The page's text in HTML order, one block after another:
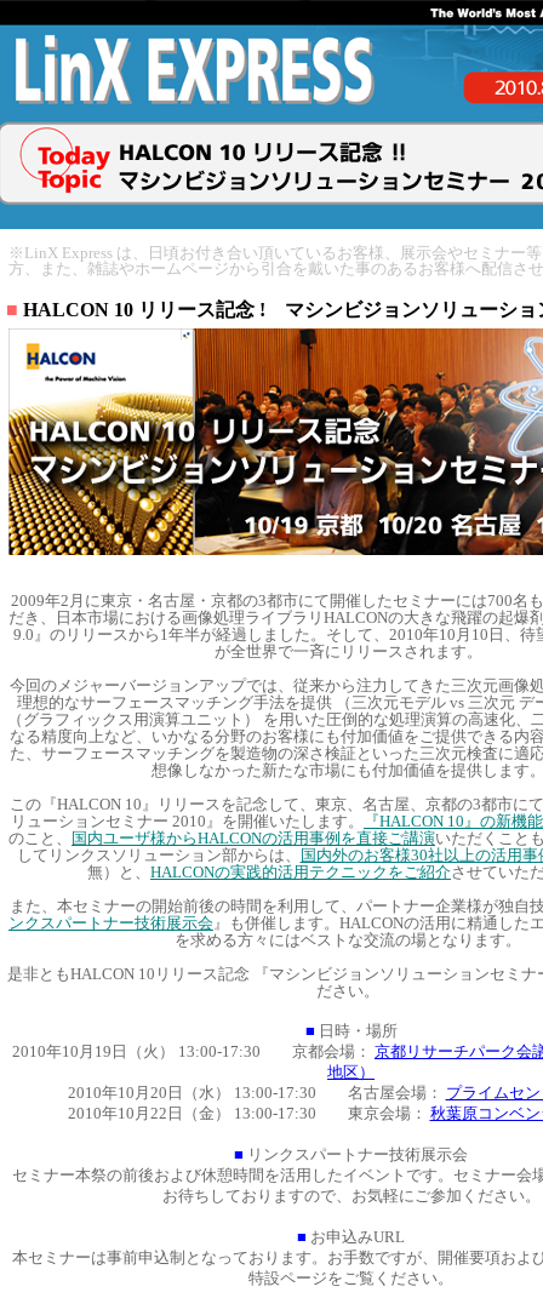
※LinX Express は、日頃お付き合い頂いているお客様、展示会やセミナー
方、また、雑誌やホームページから引合を戴いた事のあるお客様へ配信さ
■ HALCON 10 リリース記念 ! マシンビジョンソリューショ
2009年2月に東京・名古屋・京都の3都市にて開催したセミナーには700名
だき、日本市場における画像処理ライブラリHALCONの大きな飛躍の起爆
9.0』のリリースから1年半が経過しました。 そして、2010年10月10日、待
が全世界で一斉にリリースされます。
今回のメジャーバージョンアップでは、従来から注力してきた三次元画像
理想的なサーフェースマッチング手法を提供 （三次元モデル vs 三次元 デ
（グラフィックス用演算ユニット） を用いた圧倒的な処理演算の高速化、
なる精度向上など、いかなる分野のお客様にも付加価値をご提供できる内
た、サーフェースマッチングを製造物の深さ検証といった三次元検査に適
想像しなかった新たな市場にも付加価値を提供します
この『HALCON 10』リリースを記念して、東京、名古屋、京都の3都市に
リューションセミナー 2010』を開催いたします。
『HALCON 10』の新機
のこと、
国内ユーザ様からHALCONの活用事例を直接ご講演いただくこと
してリンクスソリューション部からは、
国内外のお客様30社以上の活用事
無）と、 HALCONの実践的活用テクニックをご紹介させていた
また、本セミナーの開始前後の時間を利用して、パートナー企業様が独自
ンクスパートナー技術展示会』も併催します。HALCONの活用に精通した
を求める方々にはベストな交流の場となります。
是非ともHALCON 10リリース記念 『マシンビジョンソリューションセミナ
ださい。
■ 日時・場所
2010年10月19日（火） 13:00-17:30 京都会場： 京都リサーチパーク会
地区）
2010年10月20日（水） 13:00-17:30 名古屋会場： プライムセ
2010年10月22日（金） 13:00-17:30 東京会場： 秋葉原コンベ
■ リンクスパートナー技術展示会
セミナー本祭の前後および休憩時間を活用したイベントです。セミナー会
お待ちしておりますので、お気軽にご参加ください。
■ お申込みURL
本セミナーは事前申込制となっております。お手数ですが、開催要項およ
特設ページをご覧ください。